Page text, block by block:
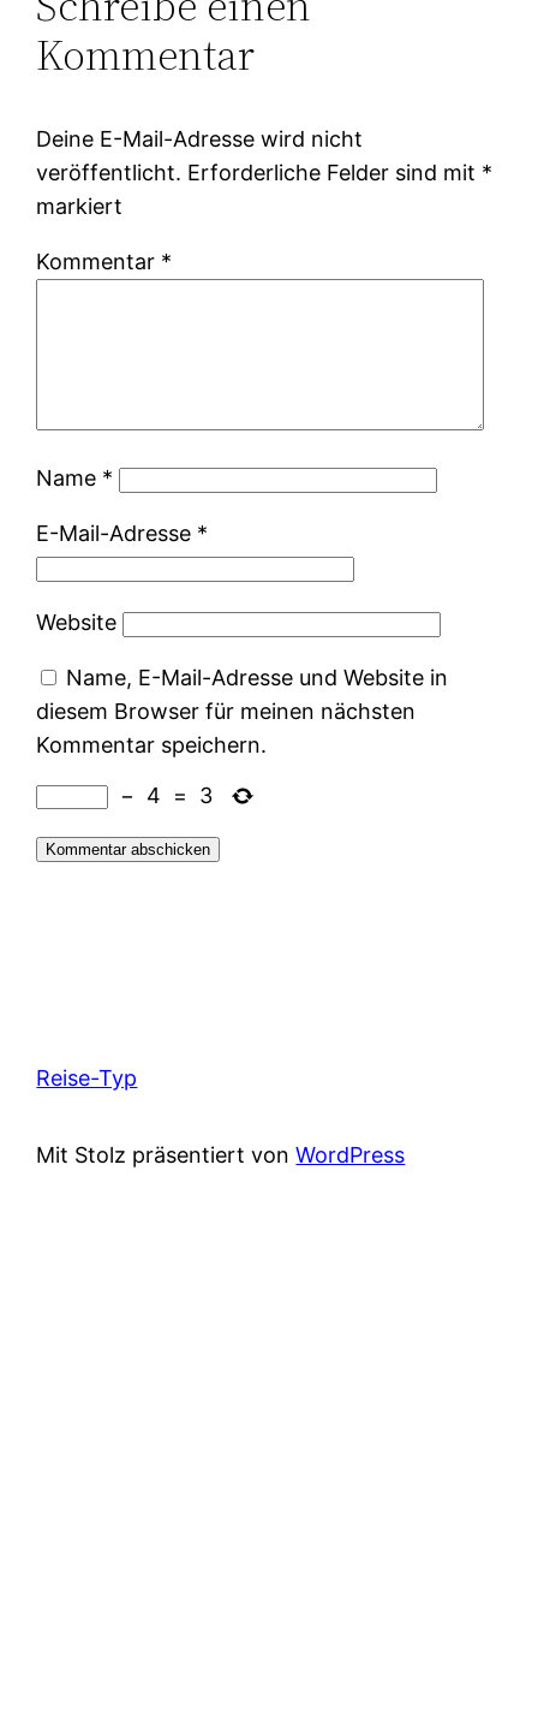
Kommentar
Deine E-Mail-Adresse wird nicht
veröffentlicht. Erforderliche Felder sind mit *
markiert
Kommentar *
Name *
E-Mail-Adresse *
Website
Name, E-Mail-Adresse und Website in
diesem Browser für meinen nächsten
Kommentar speichern.
− 4 = 3
Reise-Typ
Mit Stolz präsentiert vonWordPress